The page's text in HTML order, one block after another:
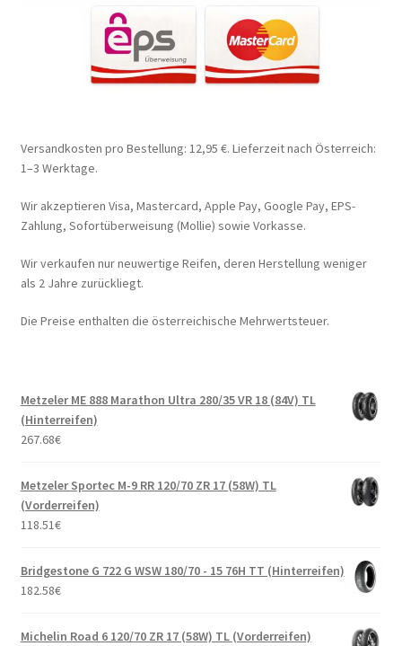
Versandkosten pro Bestellung: 12,95 €. Lieferzeit nach Österreich:
1–3 Werktage.
Wir akzeptieren Visa, Mastercard, Apple Pay, Google Pay, EPS-
Zahlung, Sofortüberweisung (Mollie) sowie Vorkasse.
Wir verkaufen nur neuwertige Reifen, deren Herstellung weniger
als 2 Jahre zurückliegt.
Die Preise enthalten die österreichische Mehrwertsteuer.
Metzeler ME 888 Marathon Ultra 280/35 VR 18 (84V) TL
(Hinterreifen)
267.68€
Metzeler Sportec M-9 RR 120/70 ZR 17 (58W) TL
(Vorderreifen)
118.51€
Bridgestone G 722 G WSW 180/70 - 15 76H TT (Hinterreifen)
182.58€
Michelin Road 6 120/70 ZR 17 (58W) TL (Vorderreifen)